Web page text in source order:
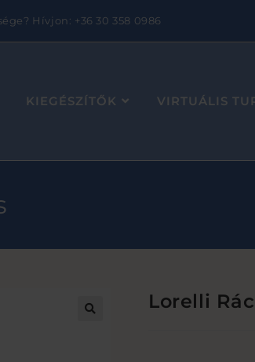
Hívjon: +36 30 358 0986
KIEGÉSZÍTŐK VIRTUÁLIS
Lorelli